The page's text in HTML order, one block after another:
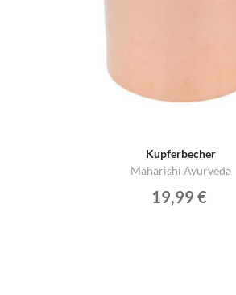
Kupferbecher
Maharishi Ayurveda
19,99 €